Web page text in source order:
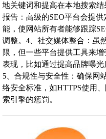
地关键词和提高在本地搜索
报告：高级的SEO平台会提
能，使网站所有者能够跟踪
调整。4、社交媒体整合：虽
限，但一些平台提供工具来
表现，比如通过提高品牌曝光
5、合规性与安全性：确保网
络安全标准，如HTTPS使用
索引擎的惩罚。